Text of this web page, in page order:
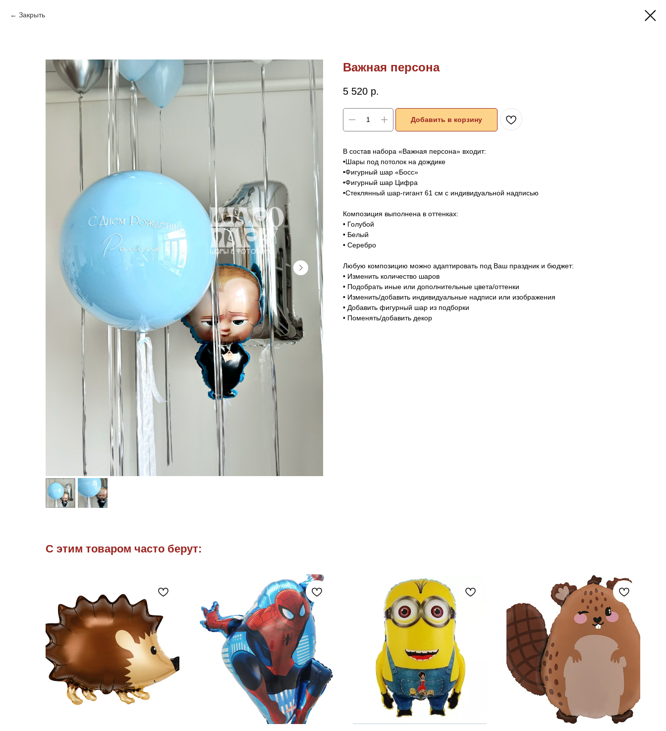
Закрыть
Важная персона
5 520 р.
Добавить в корзину
В состав набора «Важная персона» входит:
•Шары под потолок на дождике
•Фигурный шар «Босс»
•Фигурный шар Цифра
•Стеклянный шар-гигант 61 см с индивидуальной надписью
Композиция выполнена в оттенках:
• Голубой
• Белый
• Серебро
Любую композицию можно адаптировать под Ваш праздник и бюджет:
• Изменить количество шаров
• Подобрать иные или дополнительные цвета/оттенки
• Изменить/добавить индивидуальные надписи или изображения
• Добавить фигурный шар из подборки
• Поменять/добавить декор
С этим товаром часто берут: